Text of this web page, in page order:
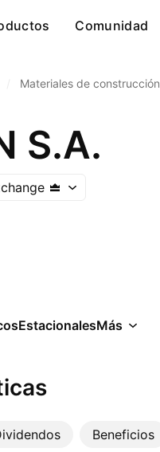
Comunidad
Materiales de construcción
S.A.
EstacionalesMás
Beneficios